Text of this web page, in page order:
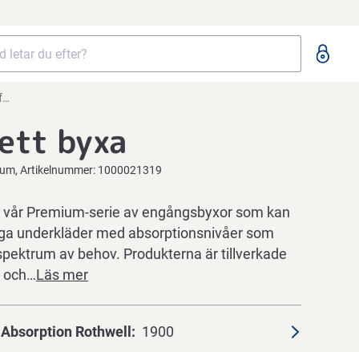
byxa
Artikelnummer: 1000021319
vår Premium-serie av engångsbyxor som kan
underkläder med absorptionsnivåer som
av behov. Produkterna är tillverkade
och…Läs mer
Absorption Rothwell 1900